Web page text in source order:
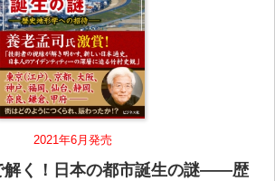
2021年6月発売
解く！日本の都市誕生の謎――歴